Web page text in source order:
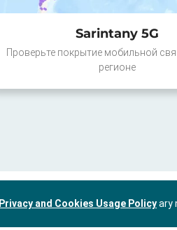
Sarintany 5G
Проверьте покрытие мобильной
регионе
Privacy and Cookies Usage Policyary